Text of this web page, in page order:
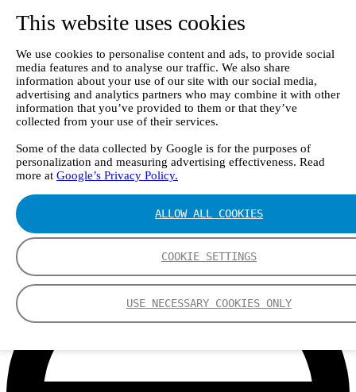
This website uses cookies
We use cookies to personalise content and ads, to provide social
media features and to analyse our traffic. We also share
information about your use of our site with our social media,
advertising and analytics partners who may combine it with other
information that you’ve provided to them or that they’ve
collected from your use of their services.
Some of the data collected by Google is for the purposes of
personalization and measuring advertising effectiveness. Read
more at Google’s Privacy Policy.
COOKIE SETTINGS
USE NECESSARY COOKIES ONLY
ALLOW ALL COOKIES
EN